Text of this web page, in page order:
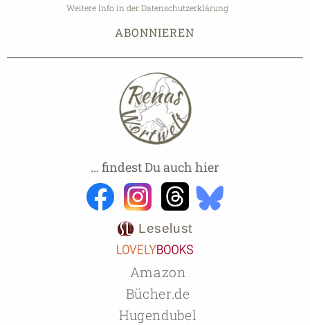
Weitere Info in der Datenschutzerklärung
… findest Du auch hier
Leselust
Amazon
Bücher.de
Hugendubel